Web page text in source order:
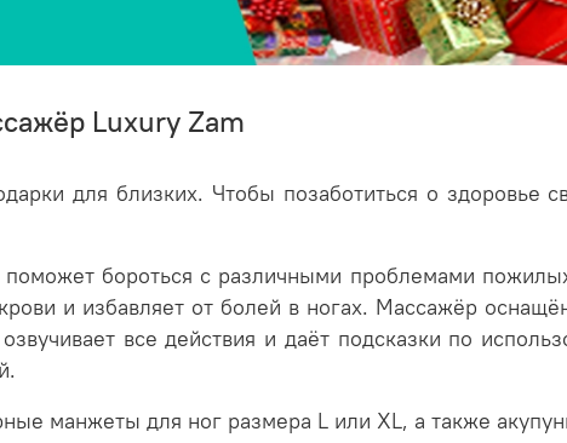
Luxury Zam
для близких. Чтобы позаботиться о здоровье
бороться с различными проблемами
и избавляет от болей в ногах. Массажёр
все действия и даёт подсказки по
манжеты для ног размера L или XL, а также